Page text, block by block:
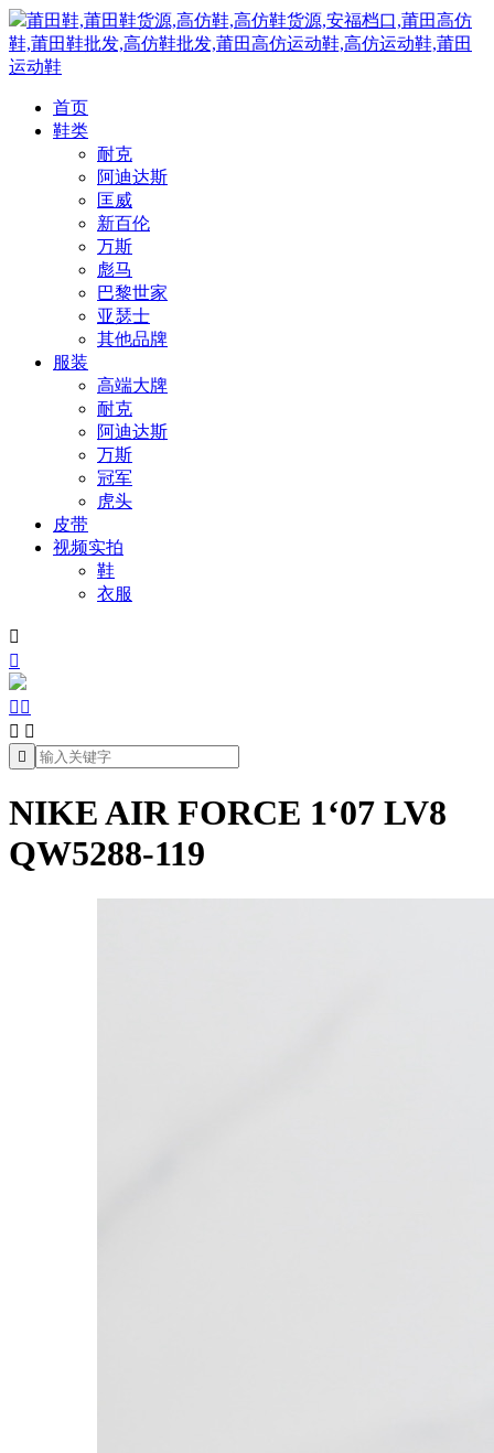
莆田鞋,莆田鞋货源,高仿鞋,高仿鞋货源,安福档口,莆田高仿
鞋,莆田鞋批发,高仿鞋批发,莆田高仿运动鞋,高仿运动鞋,莆田
运动鞋
首页
鞋类
耐克
阿迪达斯
匡威
新百伦
万斯
彪马
巴黎世家
亚瑟士
其他品牌
服装
高端大牌
耐克
阿迪达斯
万斯
冠军
虎头
皮带
视频实拍
鞋
衣服


 
 

NIKE AIR FORCE 1‘07 LV8
QW5288-119